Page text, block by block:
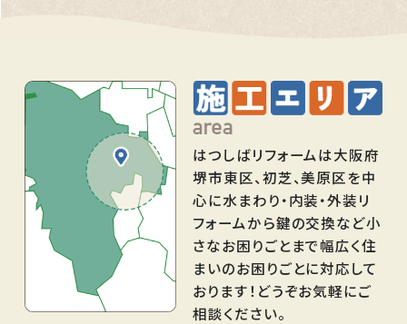
はつしばリフォームは大阪府
堺市東区、初芝、美原区を中
心に水まわり・内装・外装リ
フォームから鍵の交換など小
さなお困りごとまで幅広く住
まいのお困りごとに対応して
おります！どうぞお気軽にご
相談ください。